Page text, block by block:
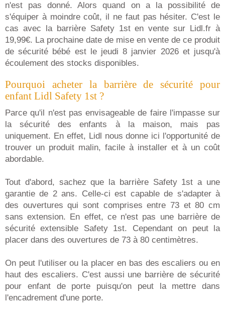
n'est pas donné. Alors quand on a la possibilité de
s'équiper à moindre coût, il ne faut pas hésiter. C'est le
cas avec la barrière Safety 1st en vente sur Lidl.fr à
19,99€. La prochaine date de mise en vente de ce produit
de sécurité bébé est le jeudi 8 janvier 2026 et jusqu'à
écoulement des stocks disponibles.
Pourquoi acheter la barrière de sécurité pour
enfant Lidl Safety 1st ?
Parce qu'il n'est pas envisageable de faire l'impasse sur
la sécurité des enfants à la maison, mais pas
uniquement. En effet, Lidl nous donne ici l'opportunité de
trouver un produit malin, facile à installer et à un coût
abordable.
Tout d'abord, sachez que la barrière Safety 1st a une
garantie de 2 ans. Celle-ci est capable de s'adapter à
des ouvertures qui sont comprises entre 73 et 80 cm
sans extension. En effet, ce n'est pas une barrière de
sécurité extensible Safety 1st. Cependant on peut la
placer dans des ouvertures de 73 à 80 centimètres.
On peut l'utiliser ou la placer en bas des escaliers ou en
haut des escaliers. C'est aussi une barrière de sécurité
pour enfant de porte puisqu'on peut la mettre dans
l'encadrement d'une porte.